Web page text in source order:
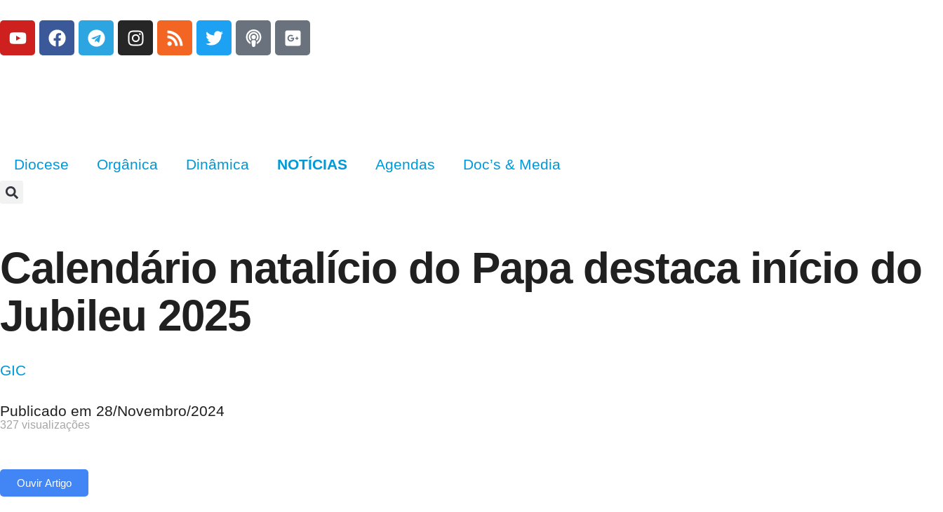
Diocese Orgânica Dinâmica NOTÍCIAS Agendas Doc’s & Media
Calendário natalício do Papa destaca início do
Jubileu 2025
GIC
Publicado em 28/Novembro/2024
327 visualizações
Ouvir Artigo